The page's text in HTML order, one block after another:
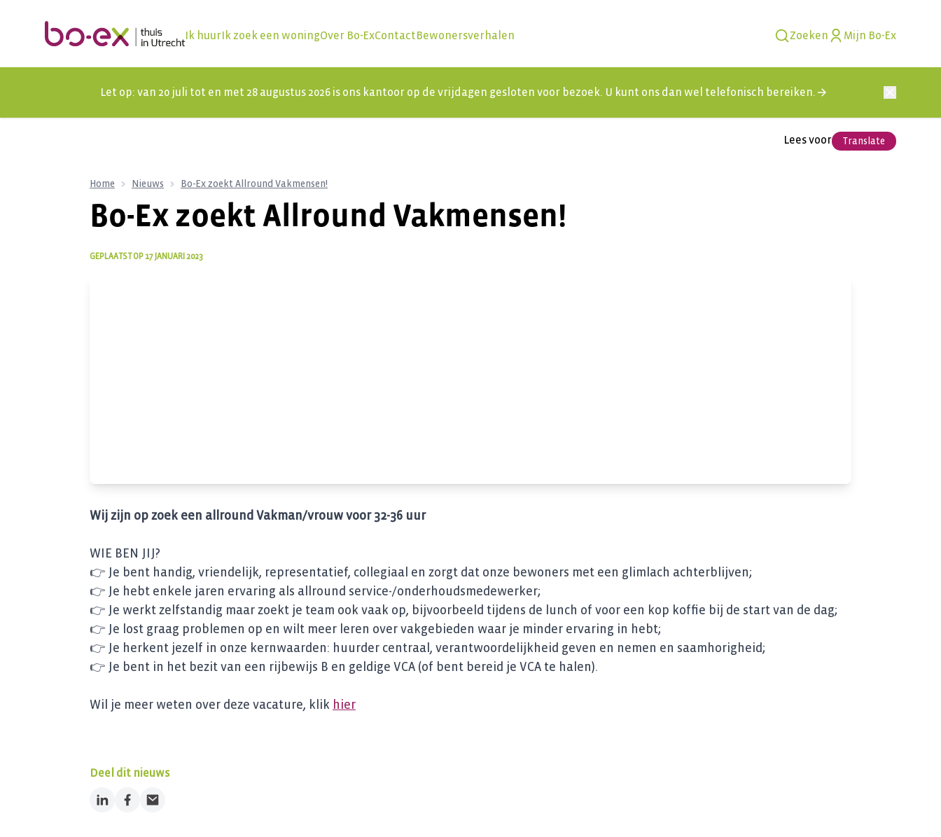
Ik huurIk zoek een woningOver Bo-ExContactBewonersverhalen Zoeken Mijn Bo-Ex
Let op: van 20 juli tot en met 28 augustus 2026 is ons kantoor op de vrijdagen gesloten voor bezoek. U kunt ons dan wel telefonisch bereiken.
Lees voor Translate
Home Nieuws Bo-Ex zoekt Allround Vakmensen!
Bo-Ex zoekt Allround Vakmensen!
GEPLAATST OP17 JANUARI 2023
Wij zijn op zoek een allround Vakman/vrouw voor 32-36 uur
WIE BEN JIJ?
👉 Je bent handig, vriendelijk, representatief, collegiaal en zorgt dat onze bewoners met een glimlach achterblijven;
👉 Je hebt enkele jaren ervaring als allround service-/onderhoudsmedewerker;
👉 Je werkt zelfstandig maar zoekt je team ook vaak op, bijvoorbeeld tijdens de lunch of voor een kop koffie bij de start van de dag;
👉 Je lost graag problemen op en wilt meer leren over vakgebieden waar je minder ervaring in hebt;
👉 Je herkent jezelf in onze kernwaarden: huurder centraal, verantwoordelijkheid geven en nemen en saamhorigheid;
👉 Je bent in het bezit van een rijbewijs B en geldige VCA (of bent bereid je VCA te halen).
Wil je meer weten over deze vacature, klik hier
Deel dit nieuws
LinkedInFacebook
Email